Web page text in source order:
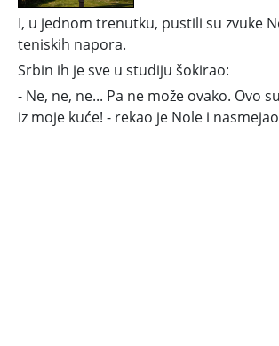
Naučnici otkrili
zapravo zvao
I, u jednom trenutku, pustili su zvuke
teniskih napora.
Srbin ih je sve u studiju šokirao:
- Ne, ne, ne... Pa ne može ovako. Ovo
iz moje kuće! - rekao je Nole i